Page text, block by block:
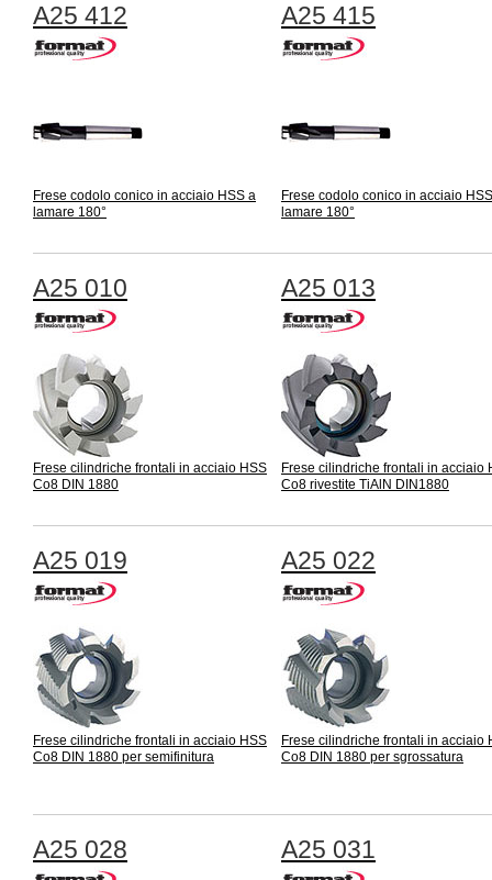
A25 412
Frese codolo conico in acciaio HSS a
lamare 180°
A25 415
Frese codolo conico in acciaio
lamare 180°
A25 010
Frese cilindriche frontali in acciaio HSS
Co8 DIN 1880
A25 013
Frese cilindriche frontali in acciaio
Co8 rivestite TiAlN DIN1880
A25 019
Frese cilindriche frontali in acciaio HSS
Co8 DIN 1880 per semifinitura
A25 022
Frese cilindriche frontali in acciaio
Co8 DIN 1880 per sgrossatura
A25 028 A25 031